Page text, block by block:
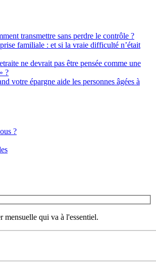
transmettre sans perdre le contrôle ?
familiale : et si la vraie difficulté n’était
ne devrait pas être pensée comme une
?
votre épargne aide les personnes âgées à
?
mensuelle qui va à l'essentiel.